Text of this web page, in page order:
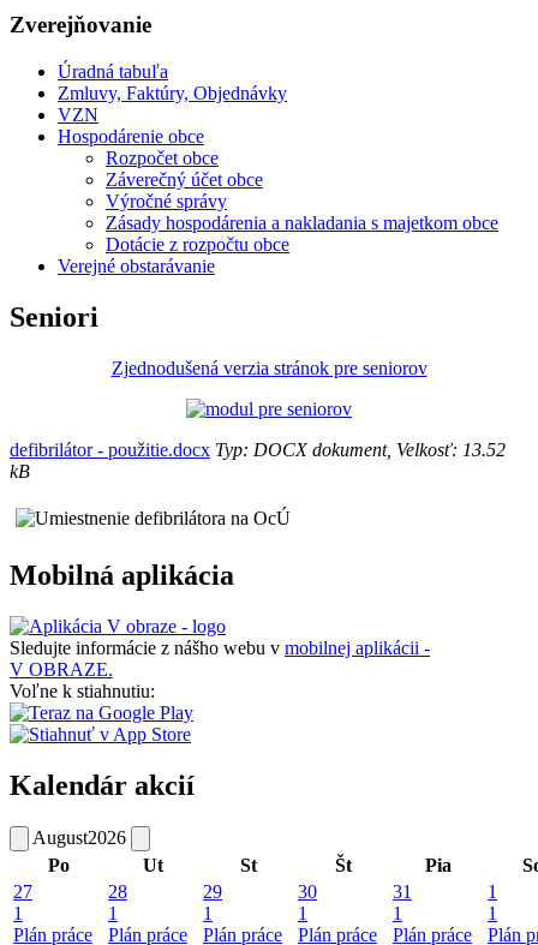
Zverejňovanie
Úradná tabuľa
Zmluvy, Faktúry, Objednávky
VZN
Hospodárenie obce
Rozpočet obce
Záverečný účet obce
Výročné správy
Zásady hospodárenia a nakladania s majetkom obce
Dotácie z rozpočtu obce
Verejné obstarávanie
Seniori
Zjednodušená verzia stránok pre seniorov
defibrilátor - použitie.docx Typ: DOCX dokument, Velkosť: 13.52
kB
Mobilná aplikácia
Sledujte informácie z nášho webu v mobilnej aplikácii -
V OBRAZE.
Voľne k stiahnutiu:
Kalendár akcií
August2026
Po
Ut St Št Pia
27
1
Plán práce
28
1
Plán práce
29
1
Plán práce
30
1
Plán práce
31
1
Plán práce
1
1
Plán